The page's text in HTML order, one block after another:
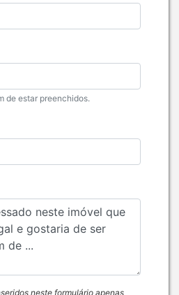
de estar preenchidos.
neste formulário apenas